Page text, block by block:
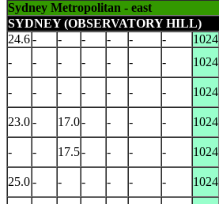
Sydney Metropolitan - east
SYDNEY (OBSERVATORY HILL)
24.6- - - - - - 1024
-
- - - - - - 1024
- - - - - - - 1024
23.0- 17.0- - - - 1024
- - 17.5- - - - 1024
25.0- - - - - - 1024